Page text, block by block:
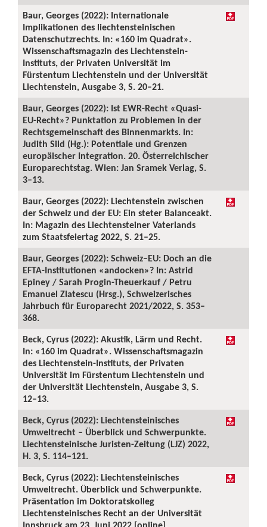
Baur, Georges (2022): Internationale
Implikationen des liechtensteinischen
Datenschutzrechts. In: «160 im Quadrat».
Wissenschaftsmagazin des Liechtenstein-
Instituts, der Privaten Universität im
Fürstentum Liechtenstein und der Universität
Liechtenstein, Ausgabe 3, S. 20–21.
Baur, Georges (2022): Ist EWR-Recht «Quasi-
EU-Recht»? Punktation zu Problemen in der
Rechtsgemeinschaft des Binnenmarkts. In:
Judith Sild (Hg.): Potentiale und Grenzen
europäischer Integration. 20. Österreichischer
Europarechtstag. Wien: Jan Sramek Verlag, S.
3–13.
Baur, Georges (2022): Liechtenstein zwischen
der Schweiz und der EU: Ein steter Balanceakt.
In: Magazin des Liechtensteiner Vaterlands
zum Staatsfeiertag 2022, S. 21–25.
Baur, Georges (2022): Schweiz–EU: Doch an die
EFTA-Institutionen «andocken»? In: Astrid
Epiney / Sarah Progin-Theuerkauf / Petru
Emanuel Zlatescu (Hrsg.), Schweizerisches
Jahrbuch für Europarecht 2021/2022, S. 353–
368.
Beck, Cyrus (2022): Akustik, Lärm und Recht.
In: «160 im Quadrat». Wissenschaftsmagazin
des Liechtenstein-Instituts, der Privaten
Universität im Fürstentum Liechtenstein und
der Universität Liechtenstein, Ausgabe 3, S.
12–13.
Beck, Cyrus (2022): Liechtensteinisches
Umweltrecht – Überblick und Schwerpunkte.
Liechtensteinische Juristen-Zeitung (LJZ) 2022,
H. 3, S. 114–121.
Beck, Cyrus (2022): Liechtensteinisches
Umweltrecht. Überblick und Schwerpunkte.
Präsentation im Doktoratskolleg
Liechtensteinisches Recht an der Universität